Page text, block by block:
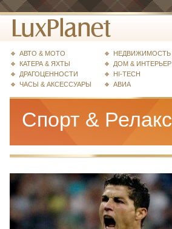
АВТО & МОТО
КАТЕРА & ЯХТЫ
ДРАГОЦЕННОСТИ
ЧАСЫ & АКСЕССУАРЫ
НЕДВИЖИМОСТЬ
ДОМ & ИНТЕРЬЕР
HI-TECH
АВИА
Спорт & Релакс